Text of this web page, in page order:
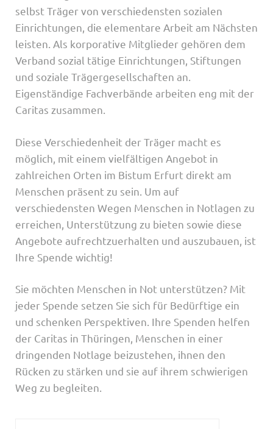
selbst Träger von verschiedensten sozialen
Einrichtungen, die elementare Arbeit am Nächsten
leisten. Als korporative Mitglieder gehören dem
Verband sozial tätige Einrichtungen, Stiftungen
und soziale Trägergesellschaften an.
Eigenständige Fachverbände arbeiten eng mit der
Caritas zusammen.
Diese Verschiedenheit der Träger macht es
möglich, mit einem vielfältigen Angebot in
zahlreichen Orten im Bistum Erfurt direkt am
Menschen präsent zu sein. Um auf
verschiedensten Wegen Menschen in Notlagen zu
erreichen, Unterstützung zu bieten sowie diese
Angebote aufrechtzuerhalten und auszubauen, ist
Ihre Spende wichtig!
Sie möchten Menschen in Not unterstützen? Mit
jeder Spende setzen Sie sich für Bedürftige ein
und schenken Perspektiven. Ihre Spenden helfen
der Caritas in Thüringen, Menschen in einer
dringenden Notlage beizustehen, ihnen den
Rücken zu stärken und sie auf ihrem schwierigen
Weg zu begleiten.